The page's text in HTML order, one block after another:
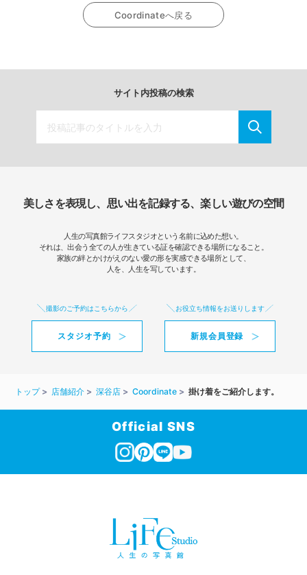
Coordinateへ戻る
サイト内投稿の検索
美しさを表現し、思い出を記録する、楽しい遊びの空間
人生の写真館ライフスタジオという名前に込めた想い。
それは、出会う全ての人が生きている証を確認できる場所になること。
家族の絆とかけがえのない愛の形を実感できる場所として、
人を、人生を写しています。
撮影のご予約はこちらから
スタジオ予約
お役立ち情報をお送りします
新規会員登録
トップ 店舗紹介 深谷店 Coordinate 掛け着をご紹介します。
Official SNS